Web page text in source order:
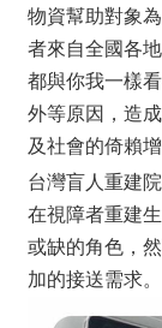
物資幫助對象
者來自全國各
都與你我一樣
外等原因，造
及社會的倚賴
台灣盲人重建
在視障者重建
或缺的角色，​
加的接送需求。